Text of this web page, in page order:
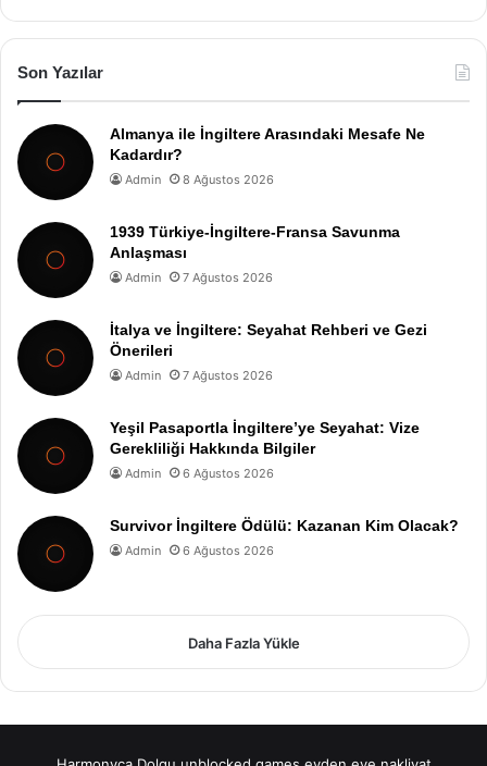
Son Yazılar
Almanya ile İngiltere Arasındaki Mesafe Ne
Kadardır?
Admin 8 Ağustos 2026
1939 Türkiye-İngiltere-Fransa Savunma
Anlaşması
Admin 7 Ağustos 2026
İtalya ve İngiltere: Seyahat Rehberi ve Gezi
Önerileri
Admin 7 Ağustos 2026
Yeşil Pasaportla İngiltere’ye Seyahat: Vize
Gerekliliği Hakkında Bilgiler
Admin 6 Ağustos 2026
Survivor İngiltere Ödülü: Kazanan Kim Olacak?
Admin 6 Ağustos 2026
Daha Fazla Yükle